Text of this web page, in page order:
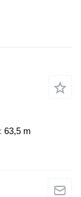
63,5 m